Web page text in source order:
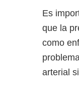
Es
que la
como
arterial